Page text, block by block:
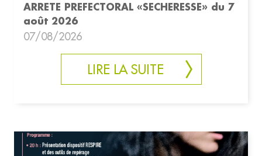
ARRETE PREFECTORAL «SECHERESSE» du 7
août 2026
07/08/2026
LIRE LA SUITE